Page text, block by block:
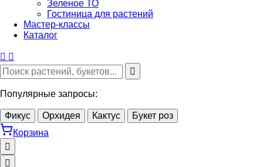
Зеленое ТО
Гостиница для растений
Мастер-классы
Каталог
Популярные запросы:
Фикус Орхидея Кактус
Букет роз
Корзина